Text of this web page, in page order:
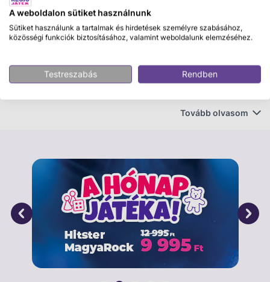
Leírás
LEGO Duplo town 10450 Játék hoppszi kastélyával
vidámságot ezzel a 2 az 1-ben társasjátékkal, amely
1. játékban a kicsiknek meg kell építeniük a kastélyt
legmagasabb tornyot.
Tovább olvasom
A weboldalon sütiket használnunk
Sütiket használunk a tartalmak és hirdetések személyre szabásához,
közösségi funkciók biztosításához, valamint weboldalunk elemzéséhez.
Testreszabás Rendben